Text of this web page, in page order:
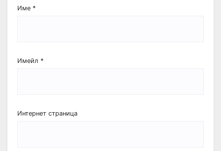
Име *
Имейл *
Интернет страница